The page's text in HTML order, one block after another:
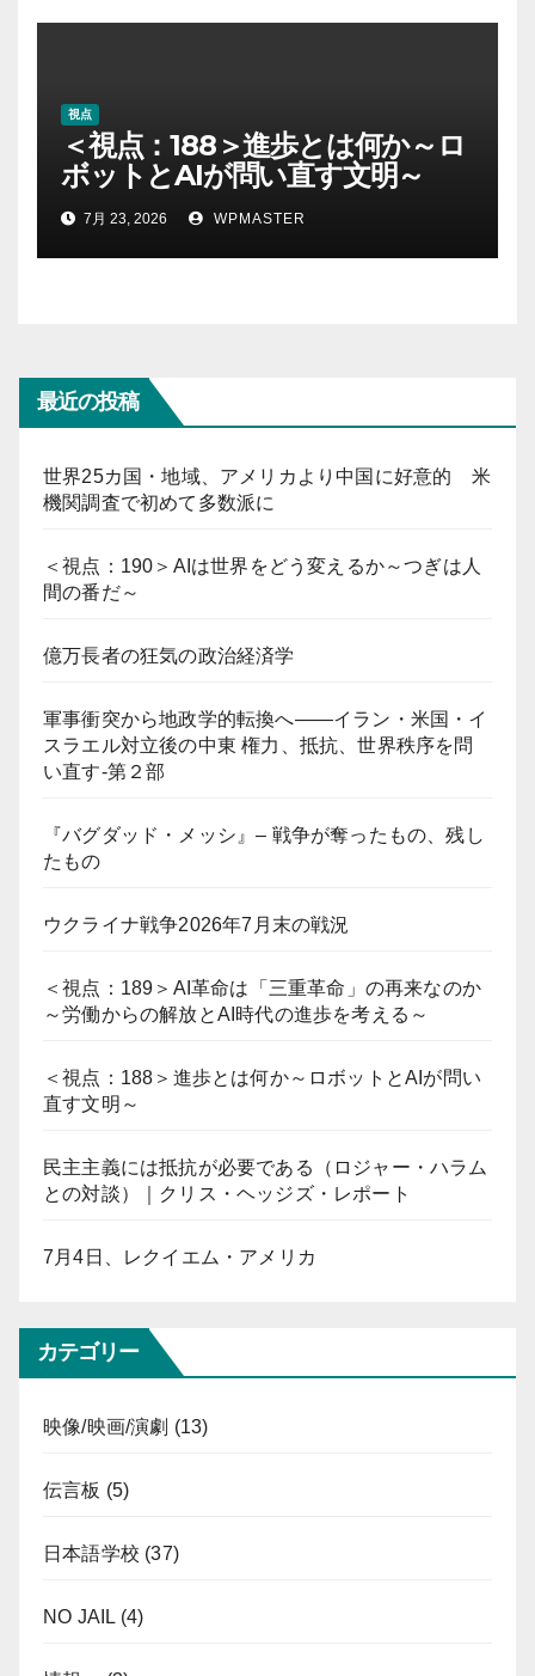
視点
＜視点：188＞進歩とは何か～ロ
ボットとAIが問い直す文明～
7月 23, 2026 WPMASTER
最近の投稿
世界25カ国・地域、アメリカより中国に好意的 米
機関調査で初めて多数派に
＜視点：190＞AIは世界をどう変えるか～つぎは人
間の番だ～
億万長者の狂気の政治経済学
軍事衝突から地政学的転換へ――イラン・米国・イ
スラエル対立後の中東 権力、抵抗、世界秩序を問
い直す-第２部
『バグダッド・メッシ』– 戦争が奪ったもの、残し
たもの
ウクライナ戦争2026年7月末の戦況
＜視点：189＞AI革命は「三重革命」の再来なのか
～労働からの解放とAI時代の進歩を考える～
＜視点：188＞進歩とは何か～ロボットとAIが問い
直す文明～
民主主義には抵抗が必要である（ロジャー・ハラム
との対談）｜クリス・ヘッジズ・レポート
7月4日、レクイエム・アメリカ
カテゴリー
映像/映画/演劇 (13)
伝言板 (5)
日本語学校 (37)
NO JAIL (4)